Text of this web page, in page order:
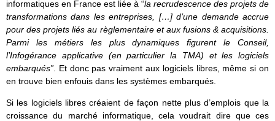
informatiques en France est liée à “la recrudescence des projets de
transformations dans les entreprises, […] d’une demande accrue
pour des projets liés au règlementaire et aux fusions & acquisitions.
Parmi les métiers les plus dynamiques figurent le Conseil,
l’Infogérance applicative (en particulier la TMA) et les logiciels
embarqués” . Et donc pas vraiment aux logiciels libres, même si on
en trouve bien enfouis dans les systèmes embarqués.
Si les logiciels libres créaient de façon nette plus d’emplois que la
croissance du marché informatique, cela voudrait dire que ces